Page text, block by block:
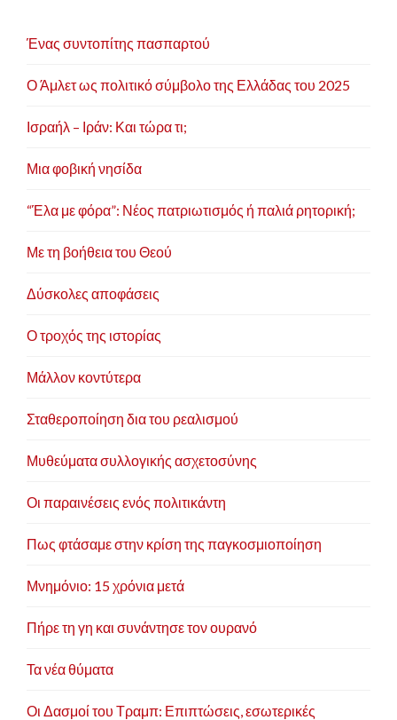
Ένας συντοπίτης πασπαρτού
Ο Άμλετ ως πολιτικό σύμβολο της Ελλάδας του 2025
Ισραήλ – Ιράν: Και τώρα τι;
Μια φοβική νησίδα
“Έλα με φόρα”: Νέος πατριωτισμός ή παλιά ρητορική;
Με τη βοήθεια του Θεού
Δύσκολες αποφάσεις
Ο τροχός της ιστορίας
Μάλλον κοντύτερα
Σταθεροποίηση δια του ρεαλισμού
Μυθεύματα συλλογικής ασχετοσύνης
Οι παραινέσεις ενός πολιτικάντη
Πως φτάσαμε στην κρίση της παγκοσμιοποίηση
Μνημόνιο: 15 χρόνια μετά
Πήρε τη γη και συνάντησε τον ουρανό
Τα νέα θύματα
Οι Δασμοί του Τραμπ: Επιπτώσεις, εσωτερικές